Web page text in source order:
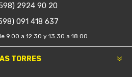
2924 90 20
091 418 637
9.00 a 12.30 y 13.30 a 18.00
TORRES